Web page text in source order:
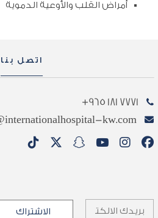
أمراض القلب والأوعية الدموية
اتصل بنا
7771 181 965+
kw.com